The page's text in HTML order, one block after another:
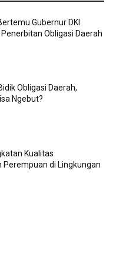
Gubernur DKI
Obligasi Daerah
Obligasi Daerah,
Ngebut?
Kualitas
Perempuan di Lingkungan